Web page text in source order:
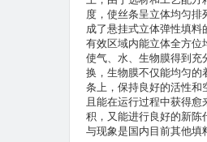
度，使丝条呈立体均匀排
成了悬挂式立体弹性填料
有效区域内能立体全方位
使气、水、生物膜得到充
换，生物膜不仅能均匀的
条上，保持良好的活性和
且能在运行过程中获得愈
积，又能进行良好的新陈
与现象是国内目前其他填